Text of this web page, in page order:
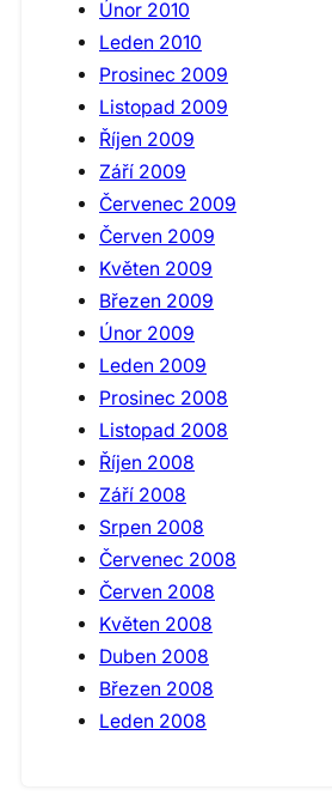
Únor 2010
Leden 2010
Prosinec 2009
Listopad 2009
Říjen 2009
Září 2009
Červenec 2009
Červen 2009
Květen 2009
Březen 2009
Únor 2009
Leden 2009
Prosinec 2008
Listopad 2008
Říjen 2008
Září 2008
Srpen 2008
Červenec 2008
Červen 2008
Květen 2008
Duben 2008
Březen 2008
Leden 2008